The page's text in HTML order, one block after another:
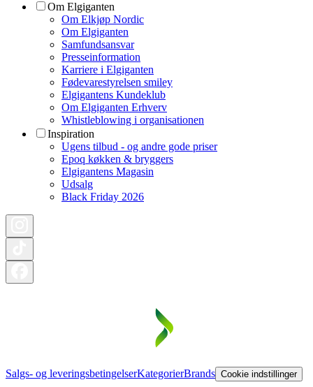
Om Elgiganten
Om Elkjøp Nordic
Om Elgiganten
Samfundsansvar
Presseinformation
Karriere i Elgiganten
Fødevarestyrelsen smiley
Elgigantens Kundeklub
Om Elgiganten Erhverv
Whistleblowing i organisationen
Inspiration
Ugens tilbud - og andre gode priser
Epoq køkken & bryggers
Elgigantens Magasin
Udsalg
Black Friday 2026
Salgs- og leveringsbetingelserKategorierBrands Cookie indstillinger